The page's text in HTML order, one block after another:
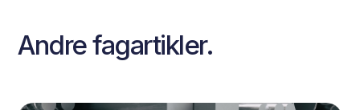
Andre fagartikler.